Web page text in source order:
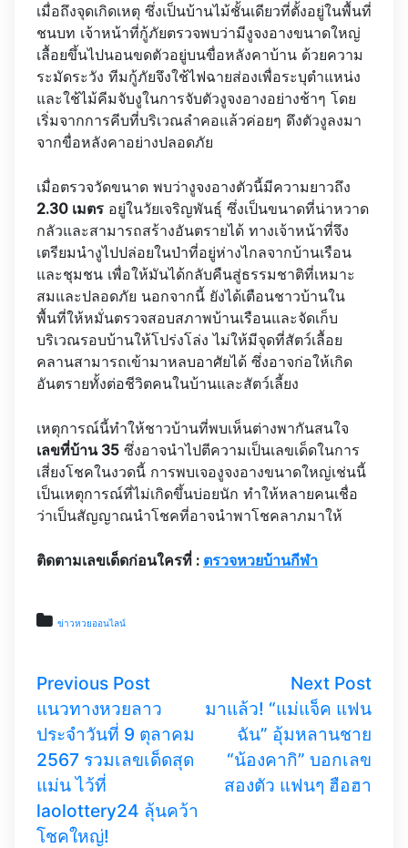
เมื่อถึงจุดเกิดเหตุ ซึ่งเป็นบ้านไม้ชั้นเดียวที่ตั้งอยู่ในพื้นที่
ชนบท เจ้าหน้าที่กู้ภัยตรวจพบว่ามีงูจงอางขนาดใหญ่
เลื้อยขึ้นไปนอนขดตัวอยู่บนขื่อหลังคาบ้าน ด้วยความ
ระมัดระวัง ทีมกู้ภัยจึงใช้ไฟฉายส่องเพื่อระบุตำแหน่ง
และใช้ไม้คีมจับงูในการจับตัวงูจงอางอย่างช้าๆ โดย
เริ่มจากการคีบที่บริเวณลำคอแล้วค่อยๆ ดึงตัวงูลงมา
จากขื่อหลังคาอย่างปลอดภัย
เมื่อตรวจวัดขนาด พบว่างูจงอางตัวนี้มีความยาวถึง
2.30 เมตร อยู่ในวัยเจริญพันธุ์ ซึ่งเป็นขนาดที่น่าหวาด
กลัวและสามารถสร้างอันตรายได้ ทางเจ้าหน้าที่จึง
เตรียมนำงูไปปล่อยในป่าที่อยู่ห่างไกลจากบ้านเรือน
และชุมชน เพื่อให้มันได้กลับคืนสู่ธรรมชาติที่เหมาะ
สมและปลอดภัย นอกจากนี้ ยังได้เตือนชาวบ้านใน
พื้นที่ให้หมั่นตรวจสอบสภาพบ้านเรือนและจัดเก็บ
บริเวณรอบบ้านให้โปร่งโล่ง ไม่ให้มีจุดที่สัตว์เลื้อย
คลานสามารถเข้ามาหลบอาศัยได้ ซึ่งอาจก่อให้เกิด
อันตรายทั้งต่อชีวิตคนในบ้านและสัตว์เลี้ยง
เหตุการณ์นี้ทำให้ชาวบ้านที่พบเห็นต่างพากันสนใจ
เลขที่บ้าน 35 ซึ่งอาจนำไปตีความเป็นเลขเด็ดในการ
เสี่ยงโชคในงวดนี้ การพบเจองูจงอางขนาดใหญ่เช่นนี้
เป็นเหตุการณ์ที่ไม่เกิดขึ้นบ่อยนัก ทำให้หลายคนเชื่อ
ว่าเป็นสัญญาณนำโชคที่อาจนำพาโชคลาภมาให้
ติดตามเลขเด็ดก่อนใครที่ : ตรวจหวยบ้านกีฬา
ข่าวหวยออนไลน์
Previous Post
แนวทางหวยลาว
ประจำวันที่ 9 ตุลาคม
2567 รวมเลขเด็ดสุด
แม่น ไว้ที่
laolottery24 ลุ้นคว้า
โชคใหญ่!
Next Post
มาแล้ว! “แม่แจ็ค แฟน
ฉัน” อุ้มหลานชาย
“น้องคากิ” บอกเลข
สองตัว แฟนๆ ฮือฮา